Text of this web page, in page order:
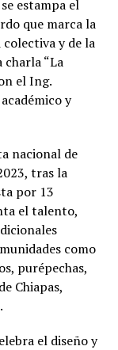
estampa el
que marca la
y de la
“La
el Ing.
y
nacional de
tras la
por 13
el talento,
como
purépechas,
Chiapas,
el diseño y